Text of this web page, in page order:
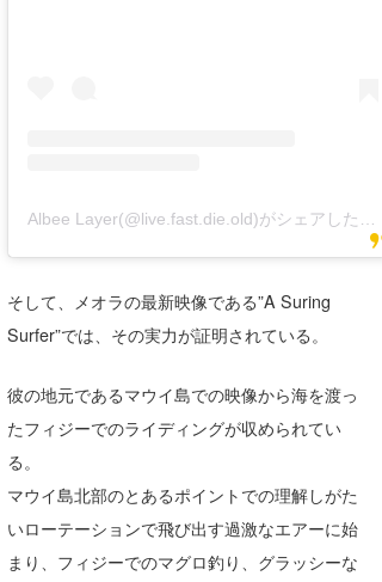
そして、メオラの最新映像である”A Suring
Surfer”では、その実力が証明されている。
彼の地元であるマウイ島での映像から海を渡っ
たフィジーでのライディングが収められてい
る。
マウイ島北部のとあるポイントでの理解しがた
いローテーションで飛び出す過激なエアーに始
まり、フィジーでのマグロ釣り、グラッシーな
arukasvision
DELTA FORCE SURF
CBA Films
嵯峨明日香
進士剛光
田原啓江
NOBUFUKU
喜納海人
+☆maki☆+
Aichan
chan-U
G◎Da
KID
KOBU